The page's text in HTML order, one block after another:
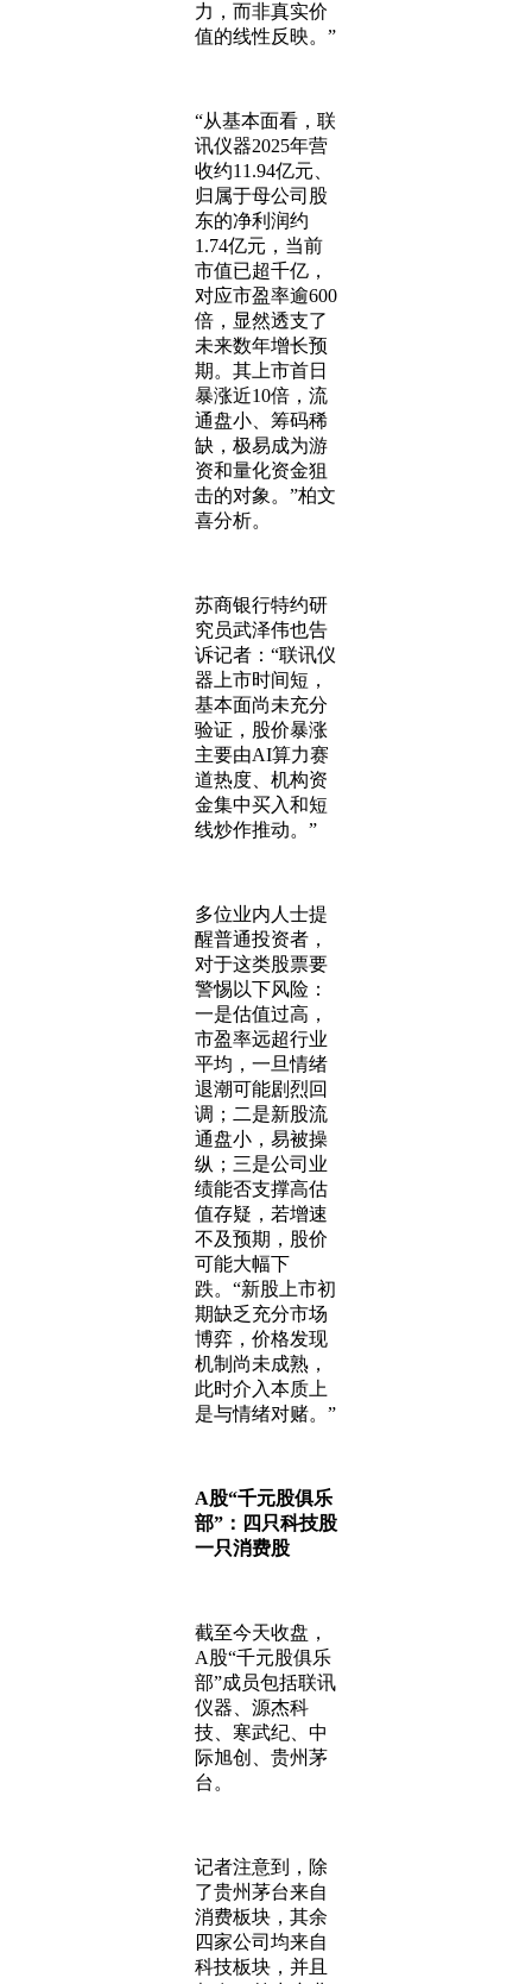
力，而非真实价
值的线性反映。”
“从基本面看，联
讯仪器2025年营
收约11.94亿元、
归属于母公司股
东的净利润约
1.74亿元，当前
市值已超千亿，
对应市盈率逾600
倍，显然透支了
未来数年增长预
期。其上市首日
暴涨近10倍，流
通盘小、筹码稀
缺，极易成为游
资和量化资金狙
击的对象。”柏文
喜分析。
苏商银行特约研
究员武泽伟也告
诉记者：“联讯仪
器上市时间短，
基本面尚未充分
验证，股价暴涨
主要由AI算力赛
道热度、机构资
金集中买入和短
线炒作推动。”
多位业内人士提
醒普通投资者，
对于这类股票要
警惕以下风险：
一是估值过高，
市盈率远超行业
平均，一旦情绪
退潮可能剧烈回
调；二是新股流
通盘小，易被操
纵；三是公司业
绩能否支撑高估
值存疑，若增速
不及预期，股价
可能大幅下
跌。“新股上市初
期缺乏充分市场
博弈，价格发现
机制尚未成熟，
此时介入本质上
是与情绪对赌。”
A股“千元股俱乐
部” ： 四 只科技股
一只消费股
截至今天收盘，
A股“千元股俱乐
部”成员包括联讯
仪器、源杰科
技、寒武纪、中
际旭创、贵州茅
台。
记者注意到，除
了贵州茅台来自
消费板块，其余
四家公司均来自
科技板块，并且